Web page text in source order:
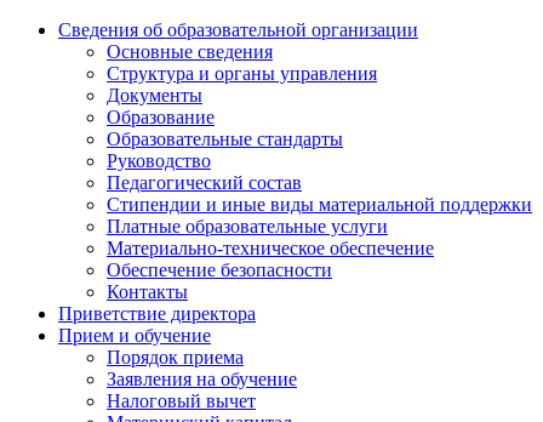
Сведения об образовательной организации
Основные сведения
Структура и органы управления
Документы
Образование
Образовательные стандарты
Руководство
Педагогический состав
Стипендии и иные виды материальной поддержки
Платные образовательные услуги
Материально-техническое обеспечение
Обеспечение безопасности
Контакты
Приветствие директора
Прием и обучение
Порядок приема
Заявления на обучение
Налоговый вычет